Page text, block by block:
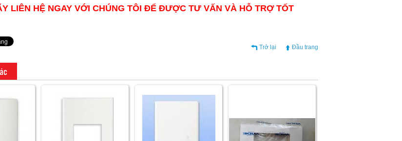
LIÊN HỆ NGAY VỚI CHÚNG TÔI ĐỂ ĐƯỢC TƯ VẤN VÀ HỖ TRỢ TỐT
Trở lại Đầu trang